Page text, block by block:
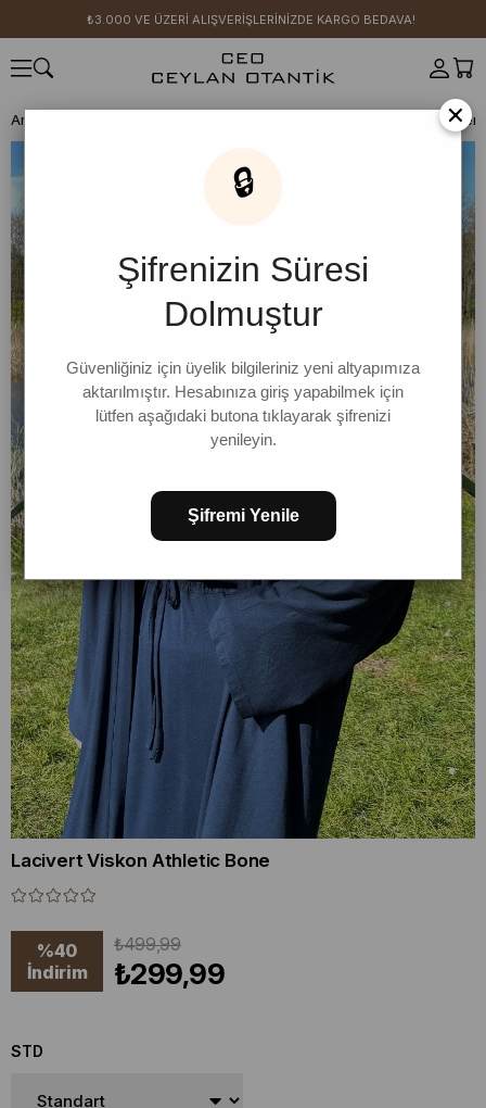
₺3.000 VE ÜZERİ ALIŞVERİŞLERİNİZDE KARGO BEDAVA!
Anasayfa
Lacivert Viskon Athletic Bone
%40
İndirim
₺499,99
₺299,99
STD
×
🔒
Şifrenizin Süresi
Dolmuştur
Güvenliğiniz için üyelik bilgileriniz yeni altyapımıza
aktarılmıştır. Hesabınıza giriş yapabilmek için
lütfen aşağıdaki butona tıklayarak şifrenizi
yenileyin.
Şifremi Yenile